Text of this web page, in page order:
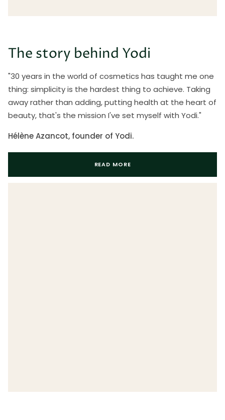
The story behind Yodi
"30 years in the world of cosmetics has taught me one
thing: simplicity is the hardest thing to achieve. Taking
away rather than adding, putting health at the heart of
beauty, that's the mission I've set myself with Yodi."
Hélène Azancot, founder of Yodi.
READ MORE